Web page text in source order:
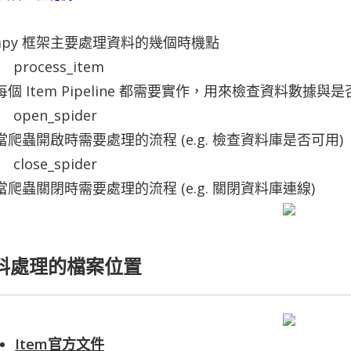
框架主要處理資料的幾個時機點
process_item
個 Item Pipeline 都需要實作，用來檢查資料數據與是
open_spider
爬蟲開啟時需要處理的流程 (e.g. 檢查資料庫是否可用)
close_spider
爬蟲關閉時需要處理的流程 (e.g. 關閉資料庫連線)
處理的檔案位置
Item官方文件